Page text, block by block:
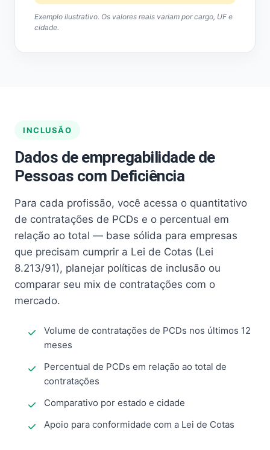
Exemplo ilustrativo. Os valores reais variam por cargo, UF e
cidade.
INCLUSÃO
Dados de empregabilidade de
Pessoas com Deficiência
Para cada profissão, você acessa o quantitativo
de contratações de PCDs e o percentual em
relação ao total — base sólida para empresas
que precisam cumprir a Lei de Cotas (Lei
8.213/91), planejar políticas de inclusão ou
comparar seu mix de contratações com o
mercado.
Volume de contratações de PCDs nos últimos 12
meses
Percentual de PCDs em relação ao total de
contratações
Comparativo por estado e cidade
Apoio para conformidade com a Lei de Cotas